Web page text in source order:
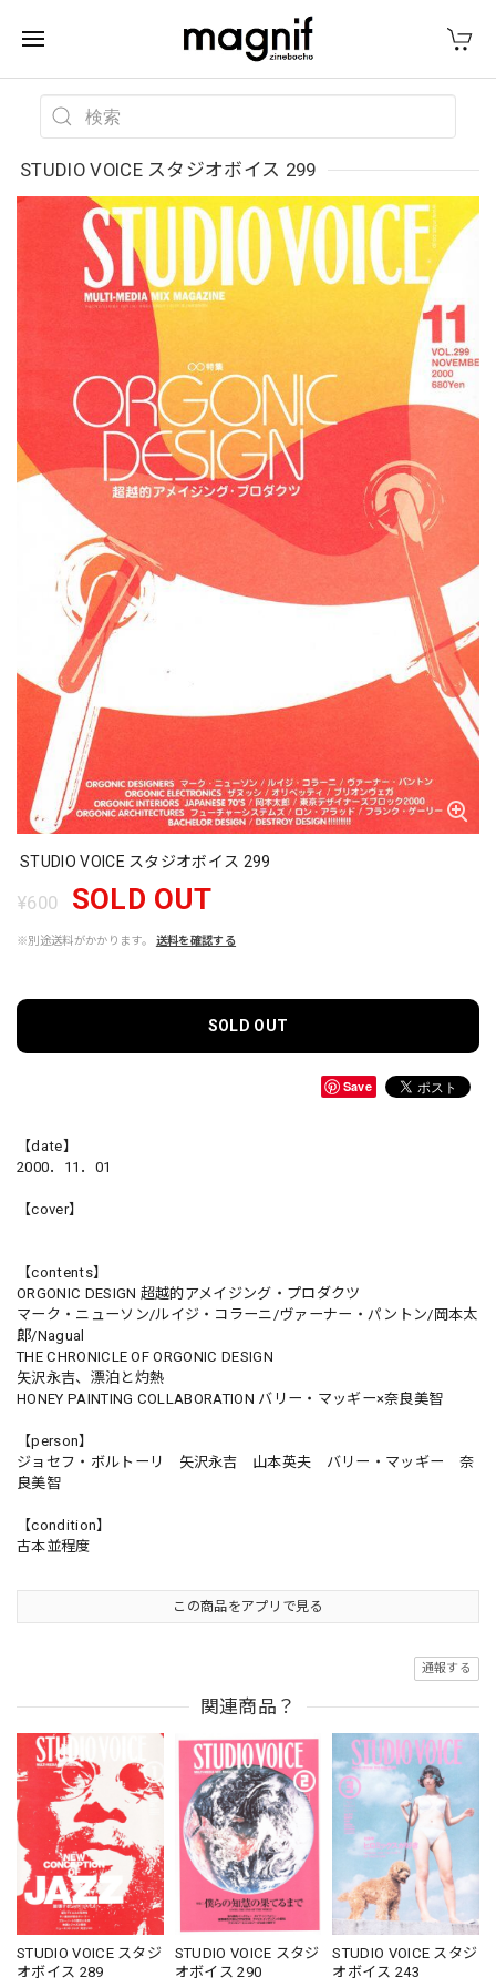
STUDIO VOICE スタジオボイス 299
STUDIO VOICE スタジオボイス 299
¥600 SOLD OUT
※別途送料がかかります。 送料を確認する
SOLD OUT
Save
【date】
2000．11．01
【cover】
【contents】
ORGONIC DESIGN 超越的アメイジング・プロダクツ
マーク・ニューソン/ルイジ・コラーニ/ヴァーナー・パントン/岡本太
郎/Nagual
THE CHRONICLE OF ORGONIC DESIGN
矢沢永吉、漂泊と灼熱
HONEY PAINTING COLLABORATION バリー・マッギー×奈良美智
【person】
ジョセフ・ボルトーリ 矢沢永吉 山本英夫 バリー・マッギー 奈
良美智
【condition】
古本並程度
この商品をアプリで見る
通報する
関連商品？
STUDIO VOICE スタジ
オボイス 289
STUDIO VOICE スタジ
オボイス 290
STUDIO VOICE スタジ
オボイス 243